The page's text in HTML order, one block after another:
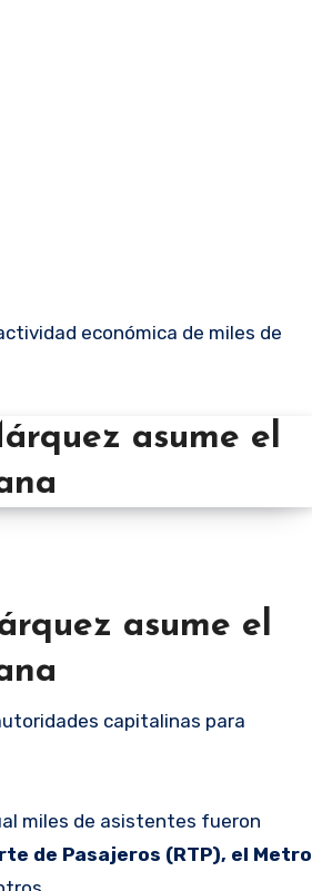
económica de miles de
asume el
capitalinas para
miles de asistentes fueron
de Pasajeros (RTP), el Metro